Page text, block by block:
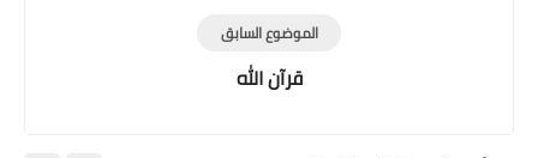
الموضوع السابق
قرآن الله